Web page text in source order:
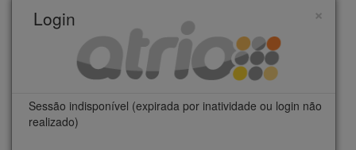
×
Login
Sessão indisponível (expirada por inatividade ou login não
realizado)